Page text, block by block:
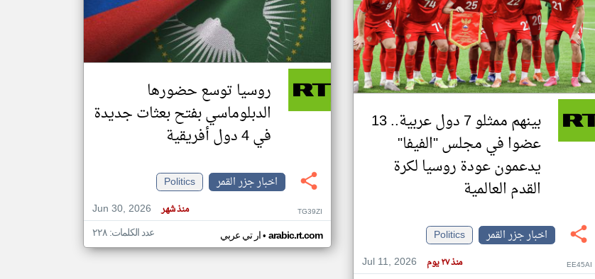
تغيير الدولة
اخبار جزر القمر على مدار الساعة
أهم اخبار جزر القمر العاجلة والمباشرة
بينهم ممثلو 7 دول عربية.. 13
عضوا في مجلس "الفيفا"
يدعمون عودة روسيا لكرة
القدم العالمية
اخبار جزر القمر
Politics
Jul 11, 2026
منذ ٢٧ يوم EE45AI
روسيا توسع حضورها
الدبلوماسي بفتح بعثات جديدة
في 4 دول أفريقية
اخبار جزر القمر
Politics
Jun 30, 2026
منذ شهر TG39ZI
ار تي عربي• arabic.rt.com عدد الكلمات: ٢٢٨
klyoum.com